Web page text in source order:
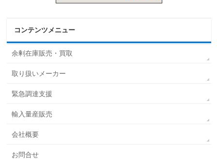
コンテンツメニュー
余剰在庫販売・買取
取り扱いメーカー
緊急調達支援
輸入量産販売
会社概要
お問合せ